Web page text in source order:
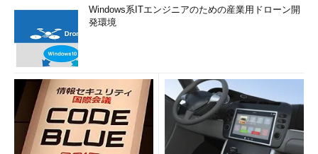
Windows系ITエンジニアのための産業用ドローン開
発環境